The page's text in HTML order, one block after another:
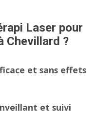
Laser pour
Chevillard ?
et sans effets
et suivi